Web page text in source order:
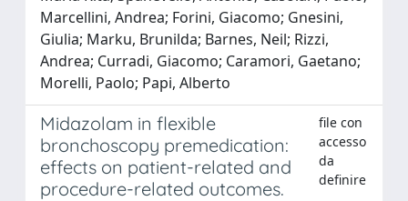
Marcellini, Andrea; Forini, Giacomo; Gnesini,
Giulia; Marku, Brunilda; Barnes, Neil; Rizzi,
Andrea; Curradi, Giacomo; Caramori, Gaetano;
Morelli, Paolo; Papi, Alberto
Midazolam in flexible
bronchoscopy premedication:
effects on patient-related and
procedure-related outcomes.
file con
accesso
da
definire